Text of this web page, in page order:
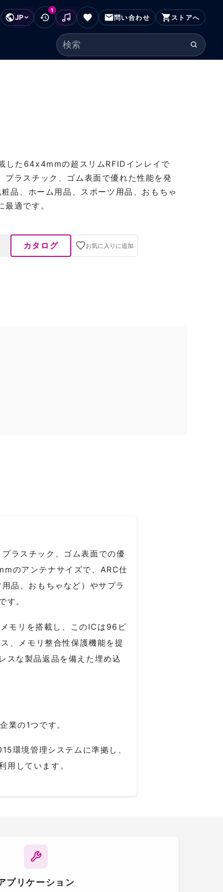
フッターにスキップ
JP
1
問い合わせ ストアへ
検索ワード
た64x4mmの超スリムRFIDインレイで
ラスチック、ゴム表面で優れた性能を発
品、ホーム用品、スポーツ用品、おもちゃ
適です。
カタログ お気に入りに追加
ラスチック、ゴム表面での優
のアンテナサイズで、ARC仕
品、おもちゃなど）やサプラ
す。
モリを搭載し、このICは96ビ
、メモリ整合性保護機能を提
スな製品返品を備えた埋め込
業の1つです。
環境管理システムに準拠し、
しています。
プリケーション